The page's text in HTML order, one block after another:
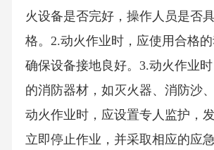
火设备是否完好，操作人员是否
格。2.动火作业时，应使用合格
确保设备接地良好。3.动火作业
的消防器材，如灭火器、消防沙
动火作业时，应设置专人监护，
立即停止作业，并采取相应的应